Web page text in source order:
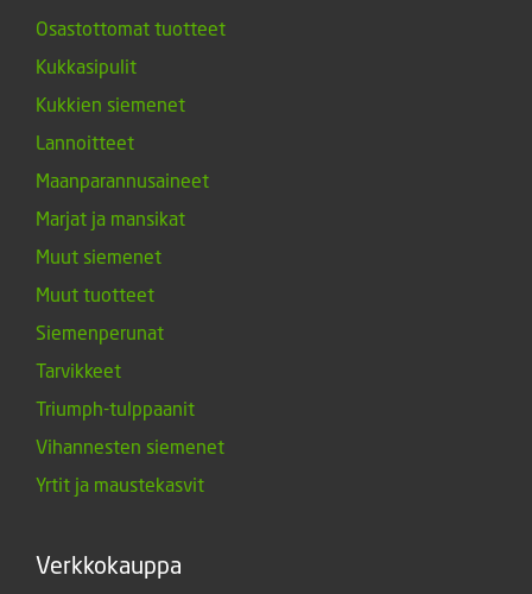
Osastottomat tuotteet
Kukkasipulit
Kukkien siemenet
Lannoitteet
Maanparannusaineet
Marjat ja mansikat
Muut siemenet
Muut tuotteet
Siemenperunat
Tarvikkeet
Triumph-tulppaanit
Vihannesten siemenet
Yrtit ja maustekasvit
Verkkokauppa